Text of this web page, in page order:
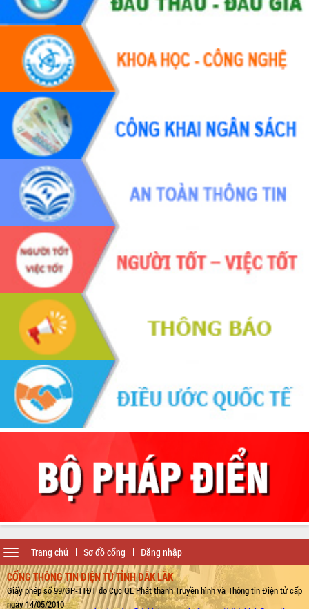
Trang chủ Sơ đồ cổng Đăng nhập
Toggle
navigation
CỔNG THÔNG TIN ĐIỆN TỬ TỈNH ĐẮK LẮK
Giấy phép số 99/GP-TTĐT do Cục QL Phát thanh Truyền hình và Thông tin Điện tử cấp
ngày 14/05/2010